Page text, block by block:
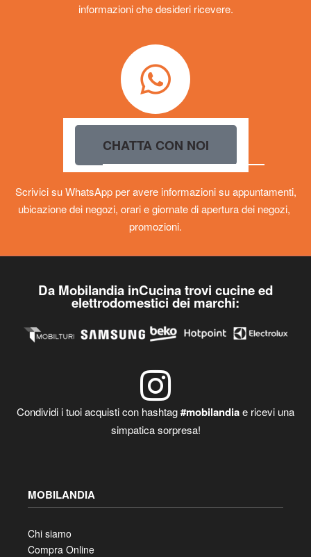
informazioni che desideri ricevere.
CHATTA CON NOI
Scrivici su WhatsApp per avere informazioni su appuntamenti,
ubicazione dei negozi, orari e giornate di apertura dei negozi,
promozioni.
Da Mobilandia inCucina trovi cucine ed
elettrodomestici dei marchi:
Condividi i tuoi acquisti con hashtag#mobilandiae ricevi una
simpatica sorpresa!
MOBILANDIA
Chi siamo
Compra Online